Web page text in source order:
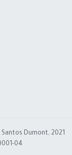
Dumont, 2021
04